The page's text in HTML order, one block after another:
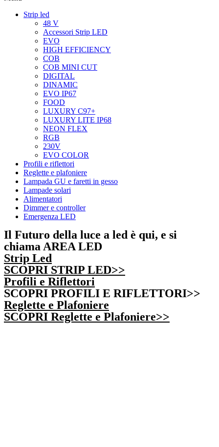
Strip led
48 V
Accessori Strip LED
EVO
HIGH EFFICIENCY
COB
COB MINI CUT
DIGITAL
DINAMIC
EVO IP67
FOOD
LUXURY C97+
LUXURY LITE IP68
NEON FLEX
RGB
230V
EVO COLOR
Profili e riflettori
Reglette e plafoniere
Lampada GU e faretti in gesso
Lampade solari
Alimentatori
Dimmer e controller
Emergenza LED
Il Futuro della luce a led è qui, e si
chiama AREA LED
Strip Led
SCOPRI STRIP LED>>
Profili e Riflettori
SCOPRI PROFILI E RIFLETTORI>>
Reglette e Plafoniere
SCOPRI Reglette e Plafoniere>>